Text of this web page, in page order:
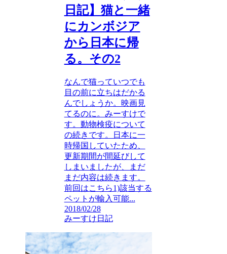
日記】猫と一緒
にカンボジア
から日本に帰
る。その2
なんで猫っていつでも
目の前に立ちはだかる
んでしょうか。映画見
てるのに。みーすけで
す。動物検疫について
の続きです。日本に一
時帰国していたため、
更新期間が間延びして
しまいましたが、まだ
まだ内容は続きます。
前回はこちら1)該当する
ペットが輸入可能...
2018/02/28
みーすけ日記